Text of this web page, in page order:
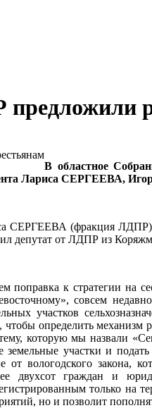
В областное
Лариса
СЕРГЕЕВА (фракция
депутат от ЛДПР из
поправка к стратегии на
совсем
участков
чтобы определить
которую мы назвали
участки и
от вологодского закона,
двухсот граждан и
только на
но и позволит